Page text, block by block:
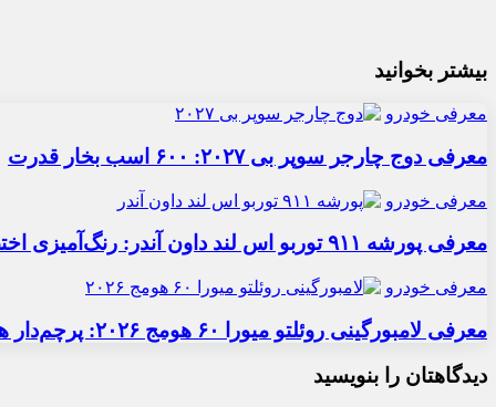
بیشتر بخوانید
معرفی خودرو
معرفی دوج چارجر سوپر بی ۲۰۲۷: ۶۰۰ اسب بخار قدرت
معرفی خودرو
معرفی پورشه ۹۱۱ توربو اس لند داون آندر: رنگ‌آمیزی اختصاصی
معرفی خودرو
معرفی لامبورگینی روئلتو میورا ۶۰ هومج ۲۰۲۶: پرچم‌دار هیبریدی
دیدگاهتان را بنویسید